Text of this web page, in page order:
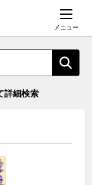
メニュー
詳細検索